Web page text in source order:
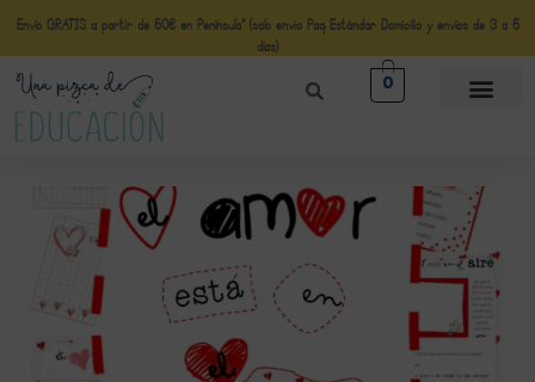
Envío GRATIS a partir de 50€ en Península* (solo envio Paq Estándar Domicilio y envíos de 3 a 5
días)
0